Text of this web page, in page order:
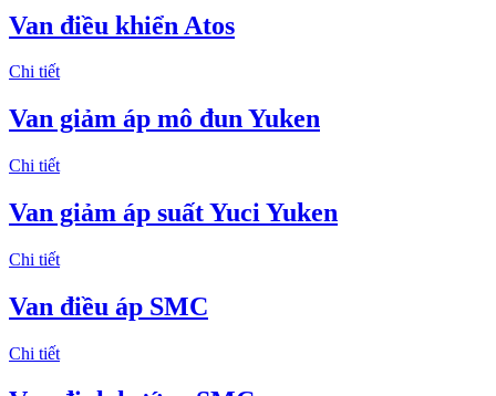
Van điều khiển Atos
Chi tiết
Van giảm áp mô đun Yuken
Chi tiết
Van giảm áp suất Yuci Yuken
Chi tiết
Van điều áp SMC
Chi tiết